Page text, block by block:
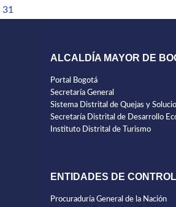
31
ALCALDÍA MAYOR DE
Portal Bogotá
Secretaría General
Sistema Distrital de Quejas y
Secretaría Distrital de Desarrollo
Instituto Distrital de Turismo
ENTIDADES DE CONTROL
Procuraduría General de la Nación